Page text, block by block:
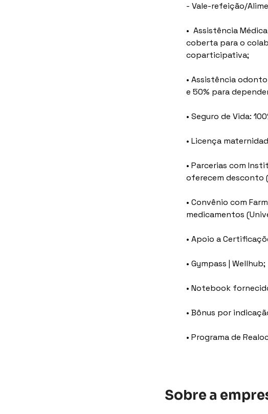
- Vale-refeição/
•  Assistência
coberta para o
coparticipativa;
• Assistência
e 50% para
• Seguro de Vida:
• Licença
• Parcerias com
oferecem desconto
• Convênio com
medicamentos
• Apoio a
• Gympass | Wellhub;
• Notebook
• Bônus por
• Programa de
Sobre a